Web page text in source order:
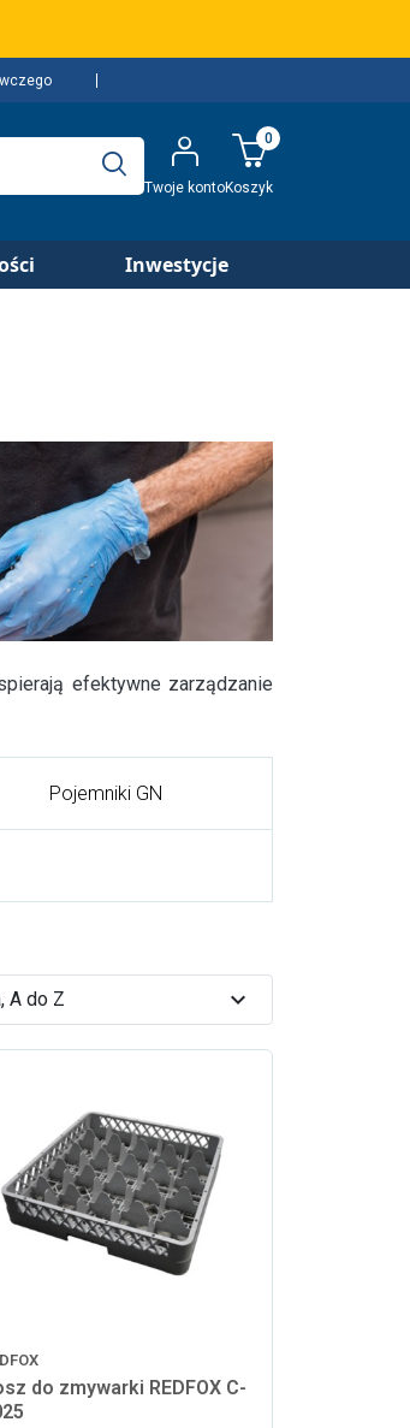
Twoje kontoKoszyk
0
Inwestycje
efektywne zarządzanie
Pojemniki GN
A do Z expand_more
do zmywarki REDFOX C-